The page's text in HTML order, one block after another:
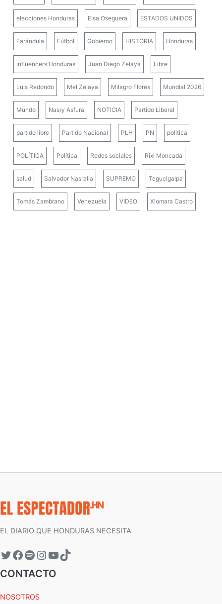
elecciones Honduras Elsa Oseguera ESTADOS UNIDOS
Farándula Fútbol Gobierno HISTORIA Honduras
influencers Honduras Juan Diego Zelaya Libre
Luis Redondo Mel Zelaya Milagro Flores Mundial 2026
Mundo Nasry Asfura NOTICIA Partido Liberal
partido libre Partido Nacional PLH PN politica
POLÍTICA Política Redes sociales Rixi Moncada
salud Salvador Nasralla SUPREMO Tegucigalpa
Tomás Zambrano Venezuela VIDEO Xiomara Castro
EL DIARIO QUE HONDURAS NECESITA
CONTACTO
NOSOTROS